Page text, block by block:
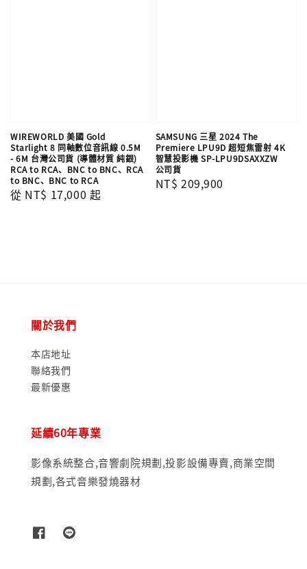
WIREWORLD 美國 Gold
Starlight 8 同軸數位音訊線 0.5M
- 6M 台灣公司貨 (導體材質 純銀)
RCA to RCA、BNC to BNC、RCA
to BNC、BNC to RCA
Regular
從 NT$ 17,000 起
SAMSUNG 三星 2024 The
Premiere LPU9D 超短焦雷射 4K
智慧投影機 SP-LPU9DSAXXZW
公司貨
Regular
NT$ 209,900
關於我們
本店地址
聯絡我們
最新優惠
延續60年專業
影像系統整合,音響劇院規劃,投影設備專賣,商業空間
規劃,各式音樂發燒器材